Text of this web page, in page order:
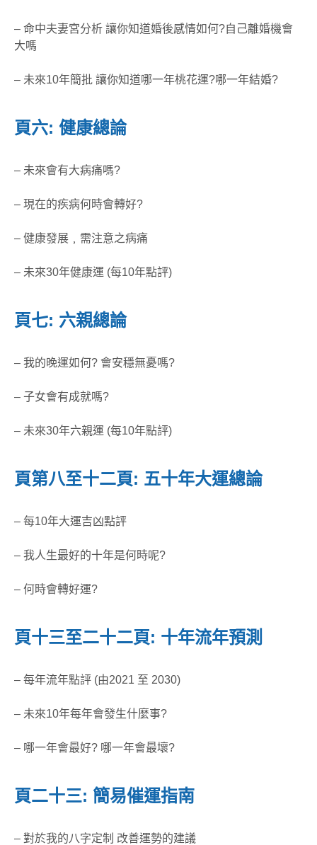
– 命中夫妻宮分析 讓你知道婚後感情如何?自己離婚機會
大嗎
– 未來10年簡批 讓你知道哪一年桃花運?哪一年結婚?
頁六: 健康總論
– 未來會有大病痛嗎?
– 現在的疾病何時會轉好?
– 健康發展﹐需注意之病痛
– 未來30年健康運 (每10年點評)
頁七: 六親總論
– 我的晚運如何? 會安穩無憂嗎?
– 子女會有成就嗎?
– 未來30年六親運 (每10年點評)
頁第八至十二頁: 五十年大運總論
– 每10年大運吉凶點評
– 我人生最好的十年是何時呢?
– 何時會轉好運?
頁十三至二十二頁: 十年流年預測
– 每年流年點評 (由2021 至 2030)
– 未來10年每年會發生什麼事?
– 哪一年會最好? 哪一年會最壞?
頁二十三: 簡易催運指南
– 對於我的八字定制 改善運勢的建議